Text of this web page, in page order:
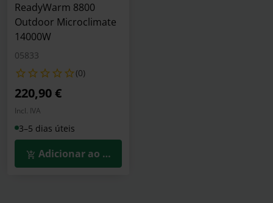
ReadyWarm 8800
Outdoor Microclimate
14000W
05833
(0)
220,90 €
Incl. IVA
3–5 dias úteis
Adicionar ao Carrinho